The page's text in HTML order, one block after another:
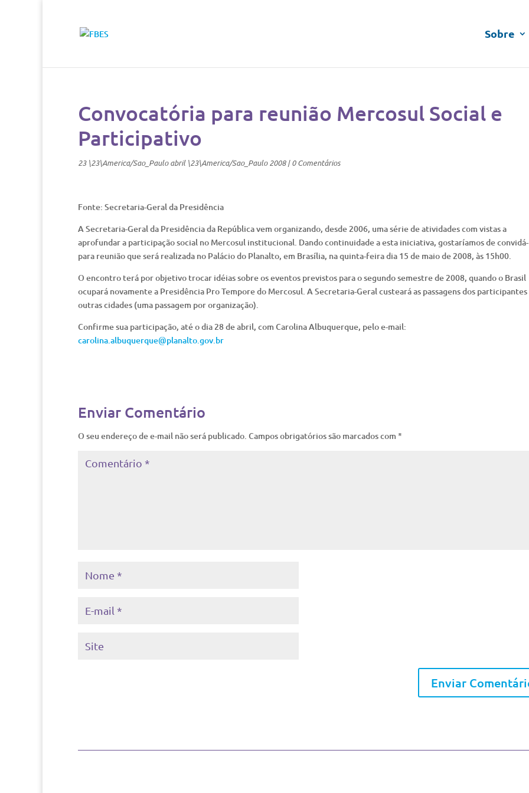
Sobre
Convocatória para reunião Mercosul Social e
Participativo
23 \23\America/Sao_Paulo abril \23\America/Sao_Paulo 2008|0 Comentários
Fonte: Secretaria-Geral da Presidência
A Secretaria-Geral da Presidência da República vem organizando, desde 2006, uma série de atividades com vistas a
aprofundar a participação social no Mercosul institucional. Dando continuidade a esta iniciativa, gostaríamos de
para reunião que será realizada no Palácio do Planalto, em Brasília, na quinta-feira dia 15 de maio de 2008, às 15h00.
O encontro terá por objetivo trocar idéias sobre os eventos previstos para o segundo semestre de 2008, quando o Brasil
ocupará novamente a Presidência Pro Tempore do Mercosul. A Secretaria-Geral custeará as passagens dos participantes
outras cidades (uma passagem por organização).
Confirme sua participação, até o dia 28 de abril, com Carolina Albuquerque, pelo e-mail:
carolina.albuquerque@planalto.gov.br
Enviar Comentário
O seu endereço de e-mail não será publicado. Campos obrigatórios são marcados com *